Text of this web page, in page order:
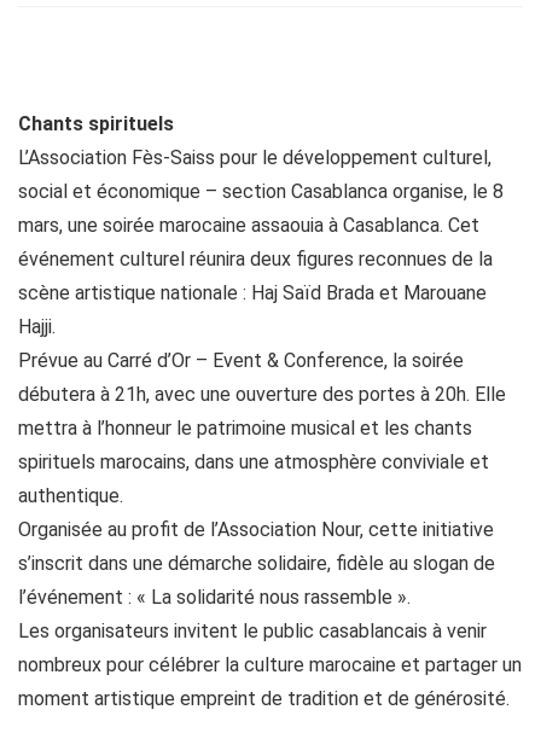
Chants spirituels
L’Association Fès-Saiss pour le développement culturel,
social et économique – section Casablanca organise, le 8
mars, une soirée marocaine assaouia à Casablanca. Cet
événement culturel réunira deux figures reconnues de la
scène artistique nationale : Haj Saïd Brada et Marouane
Hajji.
Prévue au Carré d’Or – Event & Conference, la soirée
débutera à 21h, avec une ouverture des portes à 20h. Elle
mettra à l’honneur le patrimoine musical et les chants
spirituels marocains, dans une atmosphère conviviale et
authentique.
Organisée au profit de l’Association Nour, cette initiative
s’inscrit dans une démarche solidaire, fidèle au slogan de
l’événement : « La solidarité nous rassemble ».
Les organisateurs invitent le public casablancais à venir
nombreux pour célébrer la culture marocaine et partager un
moment artistique empreint de tradition et de générosité.